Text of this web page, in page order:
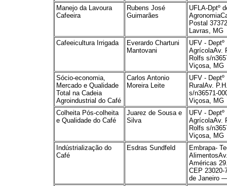
Manejo da Lavoura
Cafeeira
Rubens José
Guimarães
UFLA-Dptº
Postal
Lavras, MG
Cafeeicultura Irrigada
Everardo Chartuni
Mantovani
UFV - Deptº
AgrícolaAv.
Rolfs s/
Viçosa, MG
Sócio-economia,
Mercado e Qualidade
Total na Cadeia
Agroindustrial do Café
Carlos Antonio
Moreira Leite
UFV - Deptº
RuralAv.
s/n36571-
Viçosa, MG
Colheita Pós-colheita
e Qualidade do Café
Juarez de Sousa e
Silva
UFV - Deptº
AgrícolaAv.
Rolfs s/
Viçosa, MG
Indústrialização do
Café
Esdras Sundfeld
Embrapa-
Américas
CEP 23020-
de Janeiro